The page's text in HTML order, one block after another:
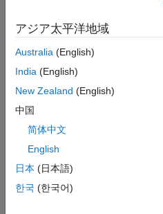
________________
Download the Suburban
sim3d.maps.Map.download(
Map is susccesfully
アジア太平洋地域
Australia (English)
India (English)
New Zealand (English)
中国
简体中文
English
日本 (日本語)
한국 (한국어)